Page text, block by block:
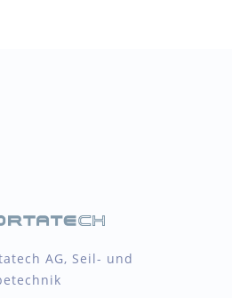
AG, Seil- und